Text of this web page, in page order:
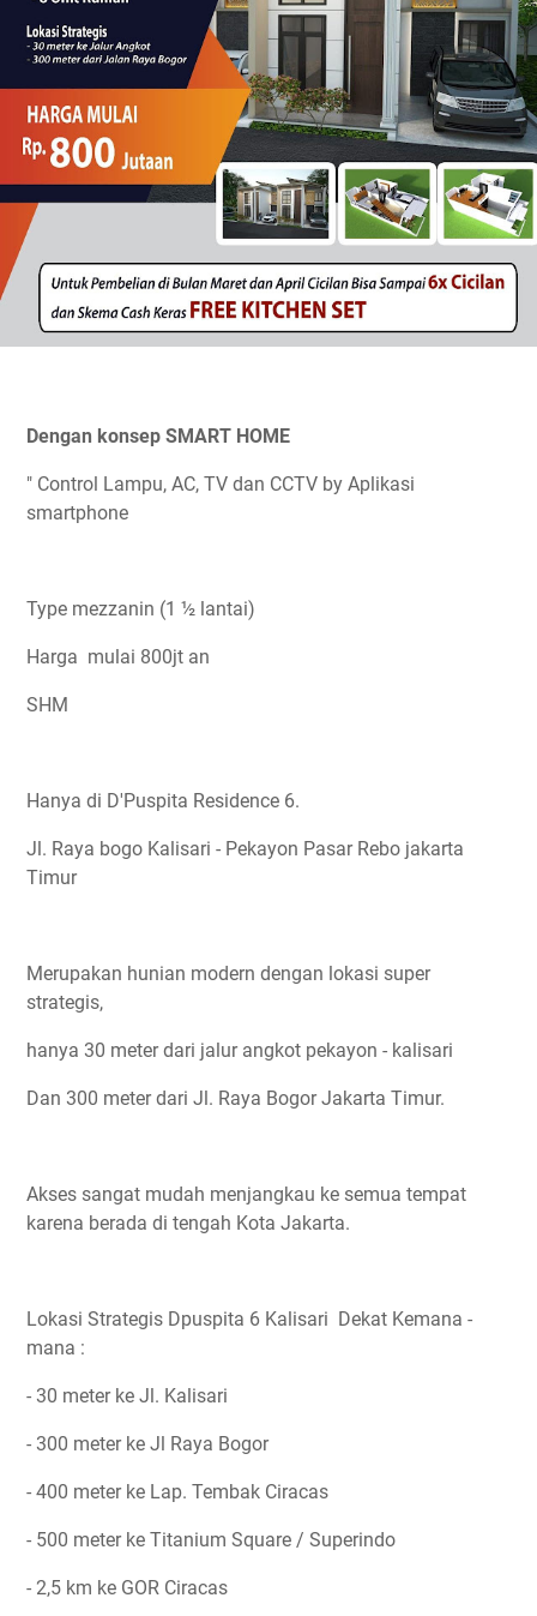
Dengan konsep SMART HOME
" Control Lampu, AC, TV dan CCTV by Aplikasi
smartphone
Type mezzanin (1 ½ lantai)
Harga mulai 800jt an
SHM
Hanya di D'Puspita Residence 6.
Jl. Raya bogo Kalisari - Pekayon Pasar Rebo jakarta
Timur
Merupakan hunian modern dengan lokasi super
strategis,
hanya 30 meter dari jalur angkot pekayon - kalisari
Dan 300 meter dari Jl. Raya Bogor Jakarta Timur.
Akses sangat mudah menjangkau ke semua tempat
karena berada di tengah Kota Jakarta.
Lokasi Strategis Dpuspita 6 Kalisari Dekat Kemana -
mana :
- 30 meter ke Jl. Kalisari
- 300 meter ke Jl Raya Bogor
- 400 meter ke Lap. Tembak Ciracas
- 500 meter ke Titanium Square / Superindo
- 2,5 km ke GOR Ciracas